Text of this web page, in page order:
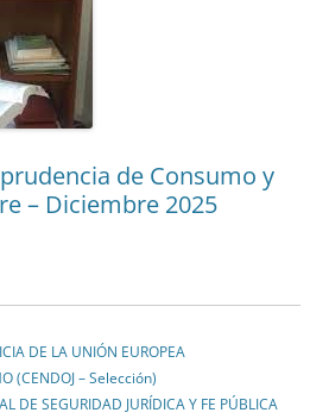
de Consumo y
– Diciembre 2025
DE LA UNIÓN EUROPEA
(CENDOJ – Selección)
DE SEGURIDAD JURÍDICA Y FE PÚBLICA